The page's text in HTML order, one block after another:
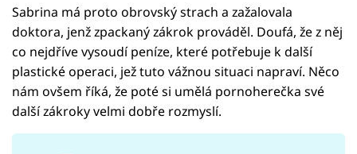
Sabrina má proto obrovský strach a zažalovala
doktora, jenž zpackaný zákrok prováděl. Doufá, že z něj
co nejdříve vysoudí peníze, které potřebuje k další
plastické operaci, jež tuto vážnou situaci napraví. Něco
nám ovšem říká, že poté si umělá pornoherečka své
další zákroky velmi dobře rozmyslí.